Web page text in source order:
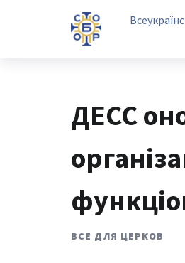
ДЕСС
ВСЕ ДЛЯ ЦЕРКОВ